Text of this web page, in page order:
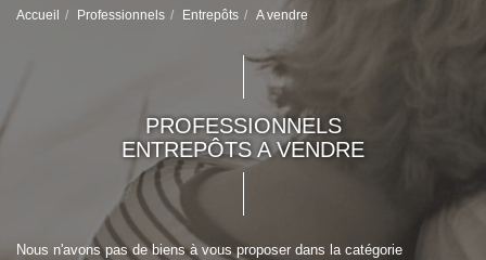
Accueil Professionnels Entrepôts A vendre
PROFESSIONNELS
ENTREPÔTS A VENDRE
Nous n'avons pas de biens à vous proposer dans la catégorie